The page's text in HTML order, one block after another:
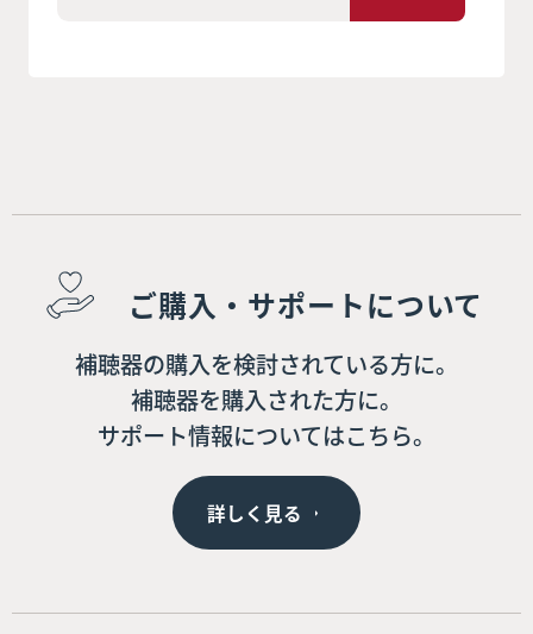
ご購入・サポートについて
補聴器の購入を検討されている方に。
補聴器を購入された方に。
サポート情報についてはこちら。
詳しく見る